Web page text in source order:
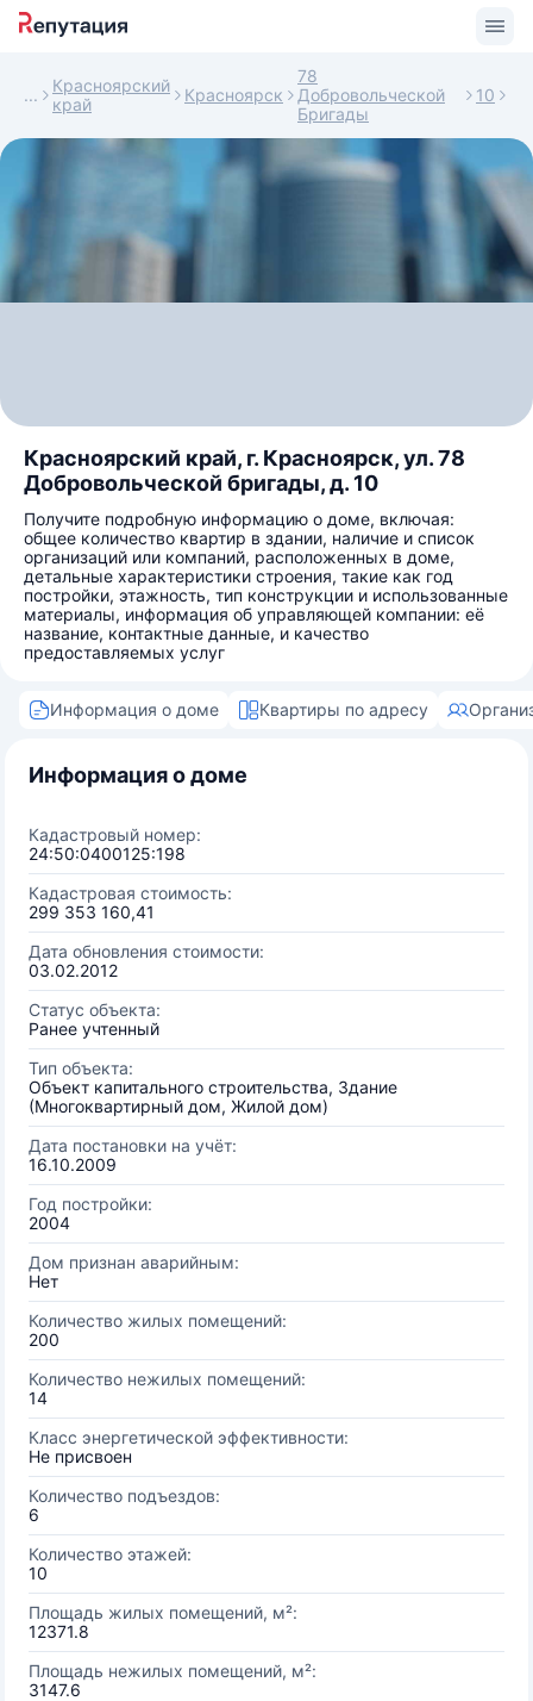
Красноярский
край
Красноярск
78
Добровольческой
Бригады
10
Красноярский край, г. Красноярск, ул. 78
Добровольческой бригады, д. 10
Получите подробную информацию о доме, включая:
общее количество квартир в здании, наличие и список
организаций или компаний, расположенных в доме,
детальные характеристики строения, такие как год
постройки, этажность, тип конструкции и использованные
материалы, информация об управляющей компании: её
название, контактные данные, и качество
предоставляемых услуг
Информация о доме Квартиры по адресу
Информация о доме
Кадастровый номер:
24:50:0400125:198
Кадастровая стоимость:
299 353 160,41
Дата обновления стоимости:
03.02.2012
Статус объекта:
Ранее учтенный
Тип объекта:
Объект капитального строительства, Здание
(Многоквартирный дом, Жилой дом)
Дата постановки на учёт:
16.10.2009
Год постройки:
2004
Дом признан аварийным:
Нет
Количество жилых помещений:
200
Количество нежилых помещений:
14
Класс энергетической эффективности:
Не присвоен
Количество подъездов:
6
Количество этажей:
10
Площадь жилых помещений, м²:
12371.8
Площадь нежилых помещений, м²:
3147.6